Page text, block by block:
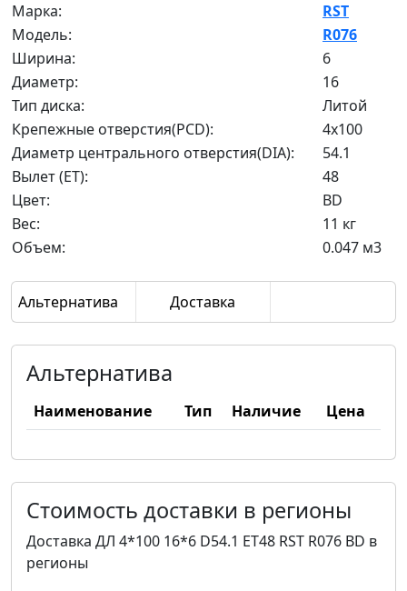
Марка:
RST
Модель:
R076
Ширина:
6
Диаметр:
16
Тип диска:
Литой
Крепежные отверстия(PCD):
4x100
Диаметр центрального отверстия(DIA):
54.1
Вылет (ET):
48
Цвет:
BD
Вес:
11 кг
Объем:
0.047 м3
Альтернатива Доставка
Альтернатива
Наименование Тип Наличие Цена
Стоимость доставки в регионы
Доставка ДЛ 4*100 16*6 D54.1 ET48 RST R076 BD в
регионы